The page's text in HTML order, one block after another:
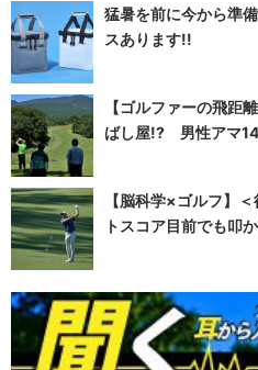
猛暑を前に今から準
スあります!!
【ゴルファーの飛
ばし屋!? 男性アマ
【脳科学×ゴルフ】
トスコア目前でも叩